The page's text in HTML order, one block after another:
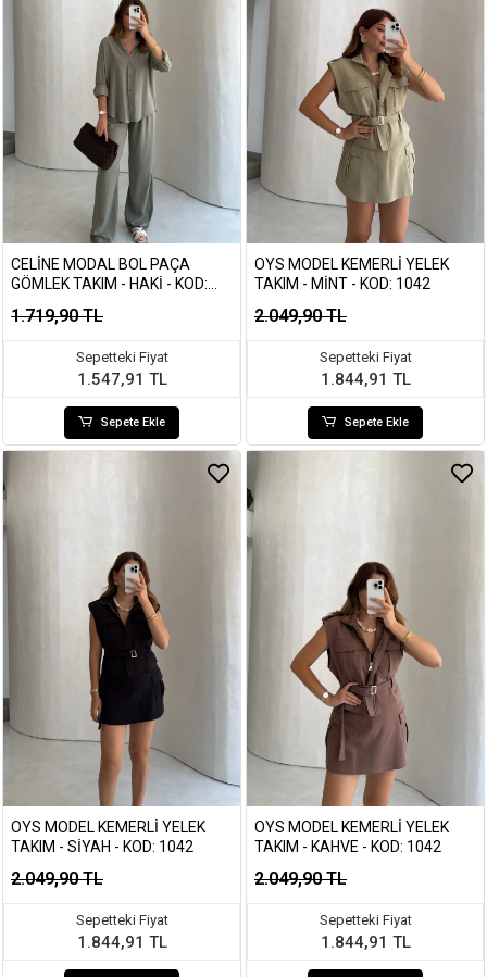
CELINE MODAL BOL PAÇA
GÖMLEK TAKIM - HAKI - KOD:
1.719,90 TL
Sepetteki Fiyat
1.547,91 TL
Sepete Ekle
OYS MODEL KEMERLI YELEK
TAKIM - MINT - KOD: 1042
2.049,90 TL
Sepetteki Fiyat
1.844,91 TL
Sepete Ekle
OYS MODEL KEMERLI YELEK
TAKIM - SIYAH - KOD: 1042
2.049,90 TL
Sepetteki Fiyat
1.844,91 TL
OYS MODEL KEMERLI YELEK
TAKIM - KAHVE - KOD: 1042
2.049,90 TL
Sepetteki Fiyat
1.844,91 TL